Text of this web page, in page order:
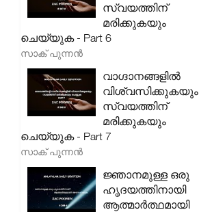
സ്വയത്തിന്
മരിക്കുകയും
ചെയ്യുക - Part 6
സാക് പുന്നൻ
വാഗ്ദാനങ്ങളിൽ
വിശ്വസിക്കുകയും
സ്വയത്തിന്
മരിക്കുകയും
ചെയ്യുക - Part 7
സാക് പുന്നൻ
ജ്ഞാനമുള്ള ഒരു
ഹൃദയത്തിനായി
ആത്മാർത്ഥമായി